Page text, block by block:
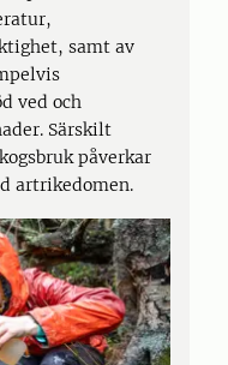
samt av
ved och
Särskilt
påverkar
artrikedomen.